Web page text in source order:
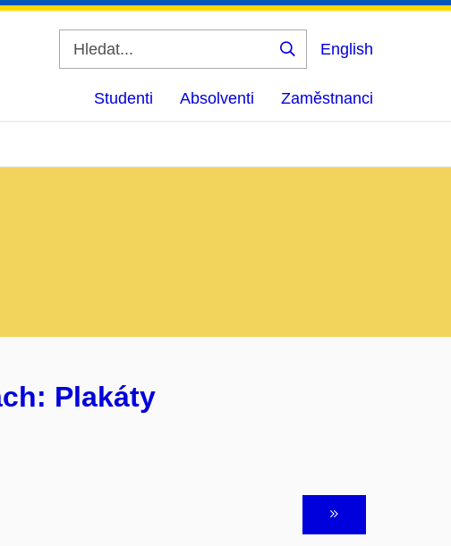
Vyhledat
English
Studenti Absolventi Zaměstnanci
Plakáty